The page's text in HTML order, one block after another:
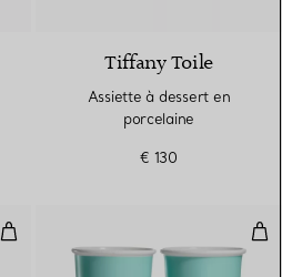
Tiffany Toile
Assiette à dessert en
porcelaine
€ 130
Vase fuselé en porcelaine, taille